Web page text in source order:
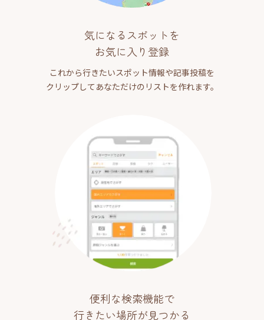
気になるスポットを
お気に入り登録
これから行きたいスポット情報や記事投稿を
クリップしてあなただけのリストを作れます。
便利な検索機能で
行きたい場所が見つかる